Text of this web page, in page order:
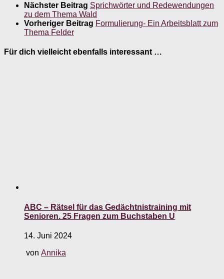
Nächster Beitrag Sprichwörter und Redewendungen
zu dem Thema Wald
Vorheriger Beitrag Formulierung- Ein Arbeitsblatt zum
Thema Felder
Für dich vielleicht ebenfalls interessant …
ABC – Rätsel für das Gedächtnistraining mit
Senioren. 25 Fragen zum Buchstaben U
14. Juni 2024
von Annika